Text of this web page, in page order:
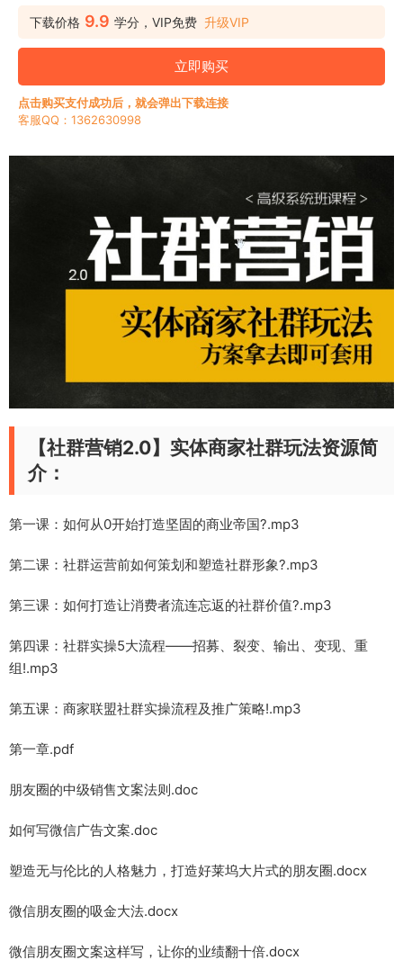
下载价格 9.9 学分，VIP免费 升级VIP
立即购买
点击购买支付成功后，就会弹出下载连接
客服QQ：1362630998
【社群营销2.0】实体商家社群玩法资源简
介：
第一课：如何从0开始打造坚固的商业帝国?.mp3
第二课：社群运营前如何策划和塑造社群形象?.mp3
第三课：如何打造让消费者流连忘返的社群价值?.mp3
第四课：社群实操5大流程——招募、裂变、输出、变现、重
组!.mp3
第五课：商家联盟社群实操流程及推广策略!.mp3
第一章.pdf
朋友圈的中级销售文案法则.doc
如何写微信广告文案.doc
塑造无与伦比的人格魅力，打造好莱坞大片式的朋友圈.docx
微信朋友圈的吸金大法.docx
微信朋友圈文案这样写，让你的业绩翻十倍.docx